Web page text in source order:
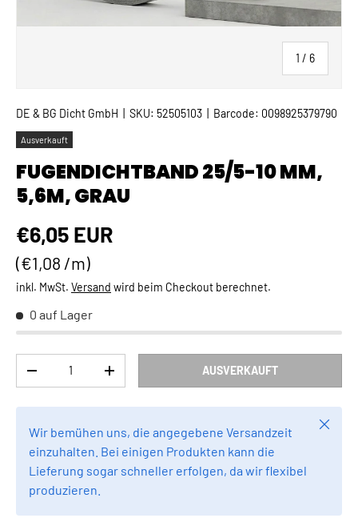
1 / von
6
DE & BG Dicht GmbH SKU: 52505103 Barcode: 0098925379790
Ausverkauft
FUGENDICHTBAND 25/5-10 MM,
5,6M, GRAU
Normaler Preis
€6,05 EUR
Grundpreis
€1,08 /m
inkl. MwSt. Versand wird beim Checkout berechnet.
0 auf Lager
MENGE VERRINGERNMENGE ERHÖHEN AUSVERKAUFT
Wir bemühen uns, die angegebene Versandzeit
einzuhalten. Bei einigen Produkten kann die
Lieferung sogar schneller erfolgen, da wir flexibel
produzieren.